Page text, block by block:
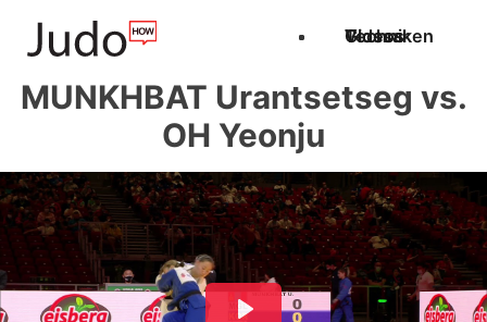
Techniken
Videos
Glossar
MUNKHBAT Urantsetseg vs.
OH Yeonju